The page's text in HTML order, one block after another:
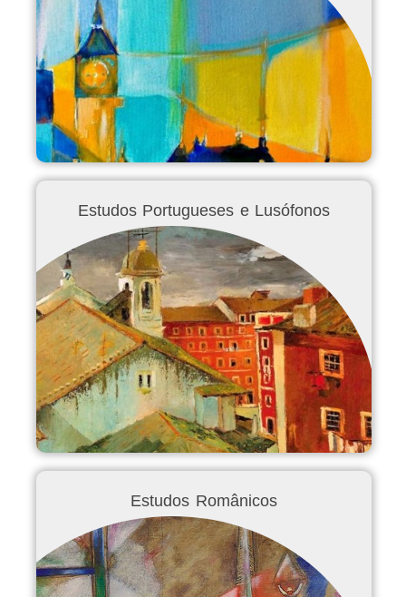
Estudos Portugueses e Lusófonos
Estudos Românicos